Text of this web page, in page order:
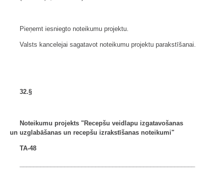
Pieņemt iesniegto noteikumu projektu.
Valsts kancelejai sagatavot noteikumu projektu parakstīšanai.
32.§
Noteikumu projekts "Recepšu veidlapu izgatavošanas
un uzglabāšanas un recepšu izrakstīšanas noteikumi"
TA-48